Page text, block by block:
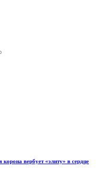
вербует «элиту» в сердце